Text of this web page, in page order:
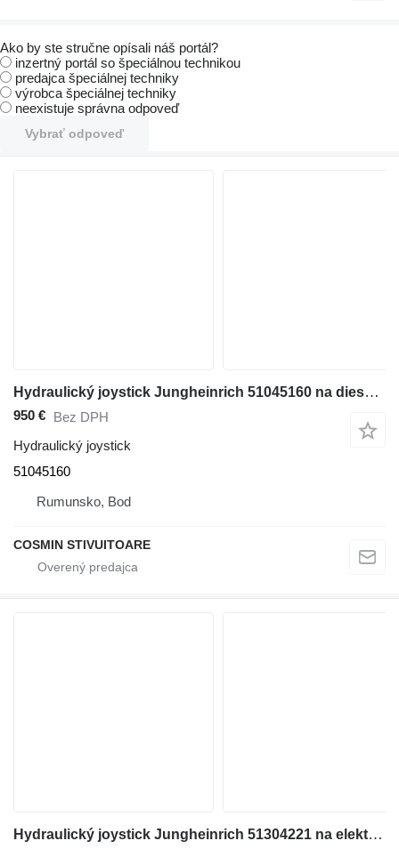
Ako by ste stručne opísali náš portál?
inzertný portál so špeciálnou technikou
predajca špeciálnej techniky
výrobca špeciálnej techniky
neexistuje správna odpoveď
Vybrať odpoveď
Hydraulický joystick Jungheinrich 51045160 na dieselového vysokozdvižného vozíka
950 € Bez DPH
Hydraulický joystick
51045160
Rumunsko, Bod
COSMIN STIVUITOARE
Hydraulický joystick Jungheinrich 51304221 na elektrického vysokozdvižného vozíka